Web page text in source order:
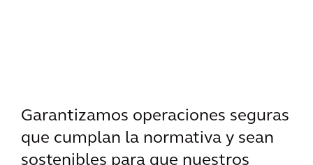
Garantizamos operaciones seguras
que cumplan la normativa y sean
sostenibles para que nuestros